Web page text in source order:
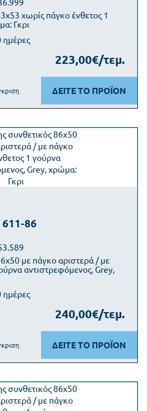
χωρίς πάγκο ένθετος 1
Γκρι
ημέρες
223,00€/τεμ.
ΔΕΙΤΕ ΤΟ ΠΡΟΪΟΝ
86
με πάγκο αριστερά / με
αντιστρεφόμενος, Grey,
ημέρες
240,00€/τεμ.
ΔΕΙΤΕ ΤΟ ΠΡΟΪΟΝ